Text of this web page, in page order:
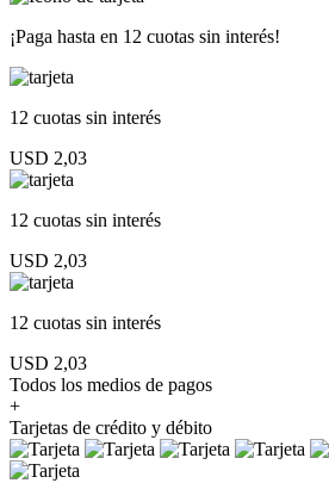
¡Paga hasta en 12 cuotas sin interés!
12 cuotas sin interés
USD 2,03
12 cuotas sin interés
USD 2,03
12 cuotas sin interés
USD 2,03
Todos los medios de pagos
+
Tarjetas de crédito y débito